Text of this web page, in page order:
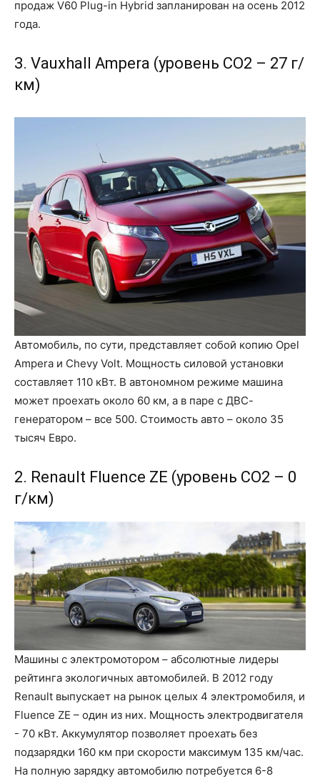
продаж V60 Plug-in Hybrid запланирован на осень 2012
года.
3. Vauxhall Ampera (уровень CO2 – 27 г/
км)
Автомобиль, по сути, представляет собой копию Opel
Ampera и Chevy Volt. Мощность силовой установки
составляет 110 кВт. В автономном режиме машина
может проехать около 60 км, а в паре с ДВС-
генератором – все 500. Стоимость авто – около 35
тысяч Евро.
2. Renault Fluence ZE (уровень CO2 – 0
г/км)
Машины с электромотором – абсолютные лидеры
рейтинга экологичных автомобилей. В 2012 году
Renault выпускает на рынок целых 4 электромобиля, и
Fluence ZE – один из них. Мощность электродвигателя
- 70 кВт. Аккумулятор позволяет проехать без
подзарядки 160 км при скорости максимум 135 км/час.
На полную зарядку автомобилю потребуется 6-8